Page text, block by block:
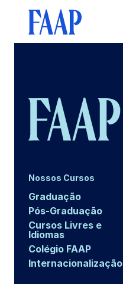
Nossos Cursos
Graduação
Pós-Graduação
Cursos Livres e
Idiomas
Colégio FAAP
Internacionalização